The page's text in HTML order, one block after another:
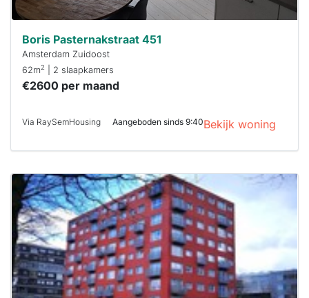
Boris Pasternakstraat 451
Amsterdam Zuidoost
62m2 | 2 slaapkamers
€2600 per maand
Via RaySemHousing Aangeboden sinds 9:40Bekijk woning
Deze woning
is
waarschijnlijk
al verhuurd
Om kans te
maken moet je
binnen 15
minuten
reageren.
Stekkies helpt
je hierbij!